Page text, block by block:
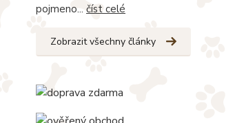
pojmeno... číst celé
Zobrazit všechny články